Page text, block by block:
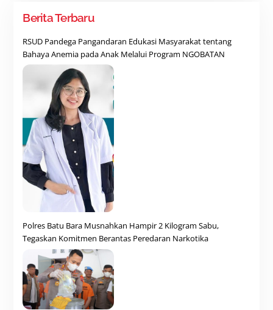
Berita Terbaru
RSUD Pandega Pangandaran Edukasi Masyarakat tentang
Bahaya Anemia pada Anak Melalui Program NGOBATAN
Polres Batu Bara Musnahkan Hampir 2 Kilogram Sabu,
Tegaskan Komitmen Berantas Peredaran Narkotika